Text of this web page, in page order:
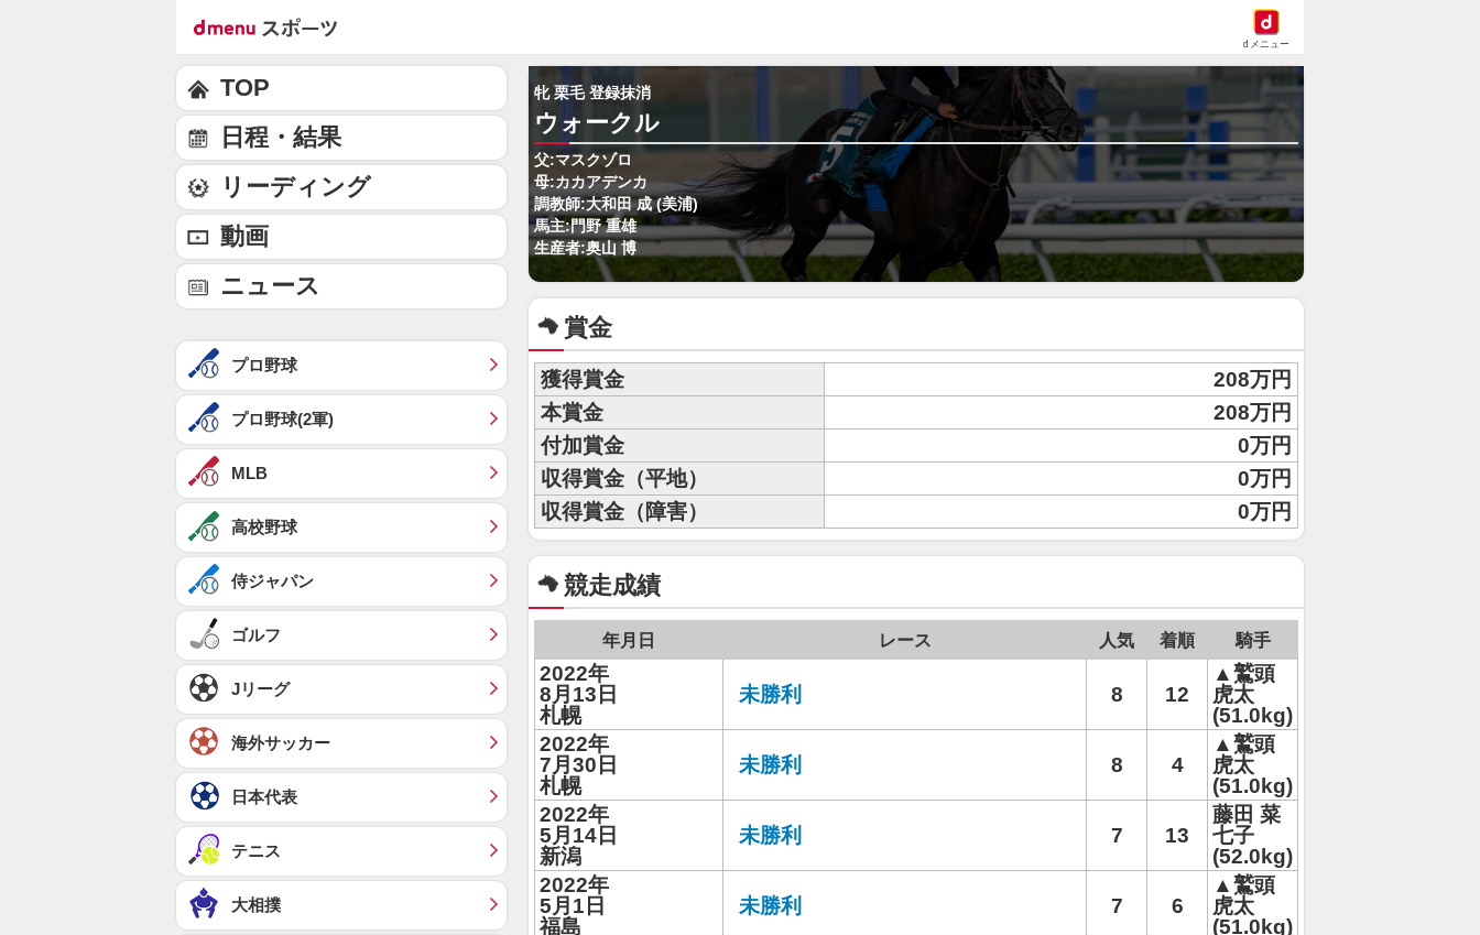
dメニュー
牝 栗毛 登録抹消
ウォークル
父:マスクゾロ
母:カカアデンカ
調教師:大和田 成 (美浦)
馬主:門野 重雄
生産者:奥山 博
賞金
獲得賞金
208万円
本賞金
208万円
付加賞金
0万円
収得賞金（平地）
0万円
収得賞金（障害）
0万円
競走成績
年月日 レース 人気 着順 騎手
2022年
8月13日
札幌
未勝利 8 12
▲鷲頭
虎太
(51.0kg)
2022年
7月30日
札幌
未勝利 8 4
▲鷲頭
虎太
(51.0kg)
2022年
5月14日
新潟
未勝利 7 13
藤田 菜
七子
(52.0kg)
2022年
5月1日
福島
未勝利 7 6
▲鷲頭
虎太
(51.0kg)
TOP
日程・結果
リーディング
動画
ニュース
プロ野球
プロ野球(2軍)
MLB
高校野球
侍ジャパン
ゴルフ
Jリーグ
海外サッカー
日本代表
テニス
大相撲